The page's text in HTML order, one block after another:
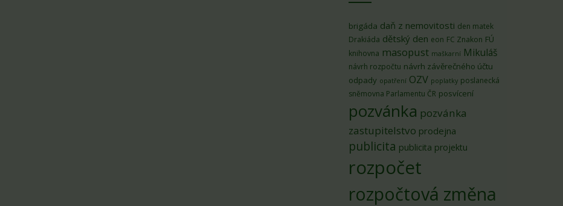
brigáda daň z nemovitosti den matek
Drakiáda dětský den eon FC Znakon FÚ
knihovna masopust maškarní Mikuláš
návrh rozpočtu návrh závěrečného účtu
odpady opatření OZV poplatky poslanecká
sněmovna Parlamentu ČR posvícení
pozvánka pozvánka
zastupitelstvo prodejna
publicita publicita projektu
rozpočet
rozpočtová změna